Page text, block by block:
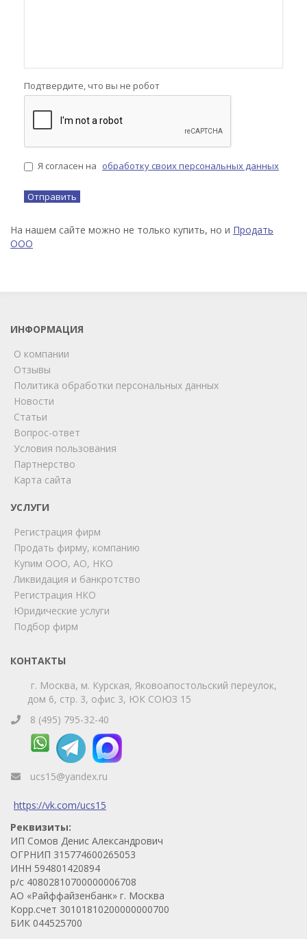
Подтвердите, что вы не робот
Я согласен на обработку своих персональных данных
На нашем сайте можно не только купить, но и Продать
ООО
ИНФОРМАЦИЯ
О компании
Отзывы
Политика обработки персональных данных
Новости
Статьи
Вопрос-ответ
Условия пользования
Партнерство
Карта сайта
УСЛУГИ
Регистрация фирм
Продать фирму, компанию
Купим ООО, АО, НКО
Ликвидация и банкротство
Регистрация НКО
Юридические услуги
Подбор фирм
КОНТАКТЫ
г. Москва, м. Курская, Яковоапостольский переулок,
дом 6, стр. 3, офис 3, ЮК СОЮЗ 15
8 (495) 795-32-40
ucs15@yandex.ru
https://vk.com/ucs15
Реквизиты:
ИП Сомов Денис Александрович
ОГРНИП 315774600265053
ИНН 594801420894
р/с 40802810700000006708
АО «Райффайзенбанк» г. Москва
Корр.счет 30101810200000000700
БИК 044525700
online
Позвоните нам или свяжитесь с нами через любой
удобный мессенджер!
Telegram
Телефон